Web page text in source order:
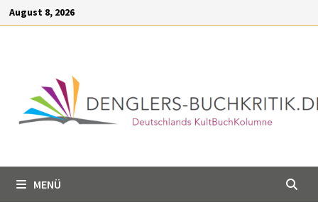
springen
Zum
Inhalt
August 8, 2026
MENÜ